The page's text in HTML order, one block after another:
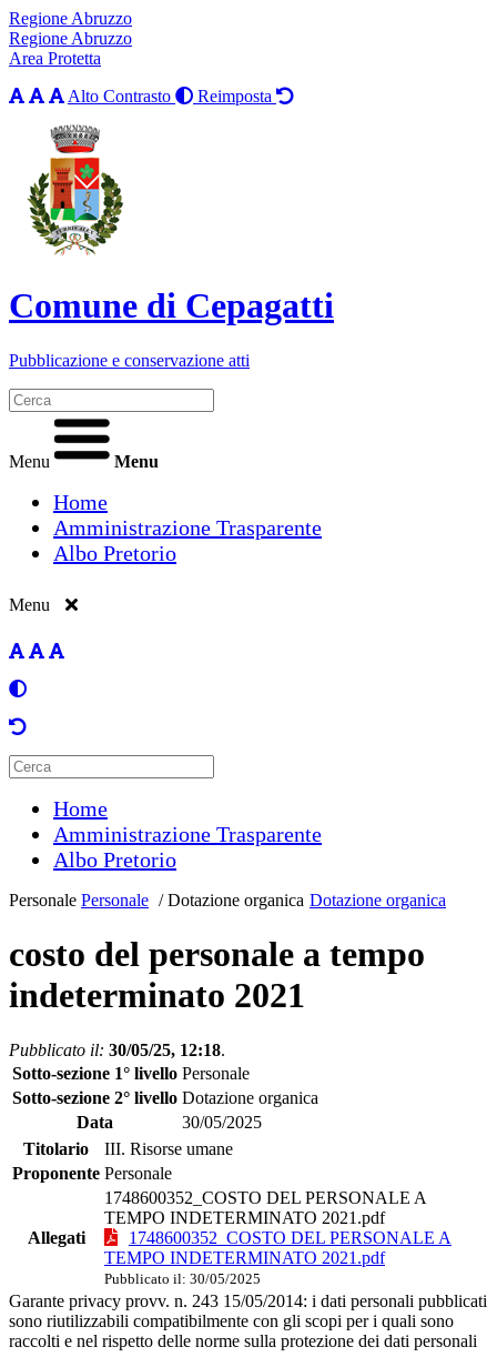
Regione Abruzzo
Regione Abruzzo
Area Protetta
Alto Contrasto
Reimposta
Comune di Cepagatti
Pubblicazione e conservazione atti
Menu Menu
Home
Amministrazione Trasparente
Albo Pretorio
Menu
Home
Amministrazione Trasparente
Albo Pretorio
Personale Personale /Dotazione organica Dotazione organica
costo del personale a tempo
indeterminato 2021
Pubblicato il: 30/05/25, 12:18.
Sotto-sezione 1° livello Personale
Sotto-sezione 2° livello Dotazione organica
Data
30/05/2025
Titolario
III. Risorse umane
Proponente Personale
Allegati
1748600352_COSTO DEL PERSONALE A
TEMPO INDETERMINATO 2021.pdf
1748600352_COSTO DEL PERSONALE A
TEMPO INDETERMINATO 2021.pdf
Pubblicato il: 30/05/2025
Garante privacy provv. n. 243 15/05/2014: i dati personali pubblicati
sono riutilizzabili compatibilmente con gli scopi per i quali sono
raccolti e nel rispetto delle norme sulla protezione dei dati personali